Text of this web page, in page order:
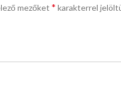
mezőket * karakterrel